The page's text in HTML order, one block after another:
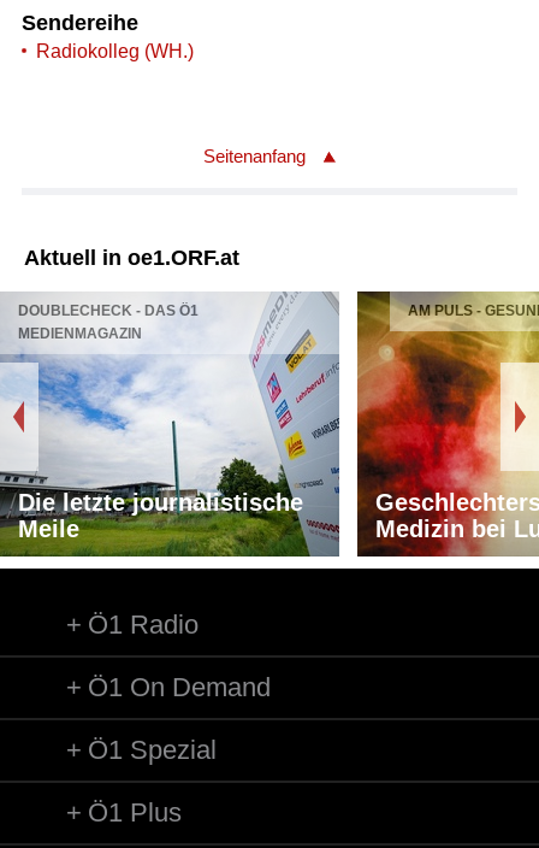
Sendereihe
Radiokolleg (WH.)
Seitenanfang
Aktuell in oe1.ORF.at
DOUBLECHECK - DAS Ö1
MEDIENMAGAZIN
Die letzte journalistische
Meile
AM PULS -
Medizin bei
Ö1 Radio
Ö1 On Demand
Ö1 Spezial
Ö1 Plus